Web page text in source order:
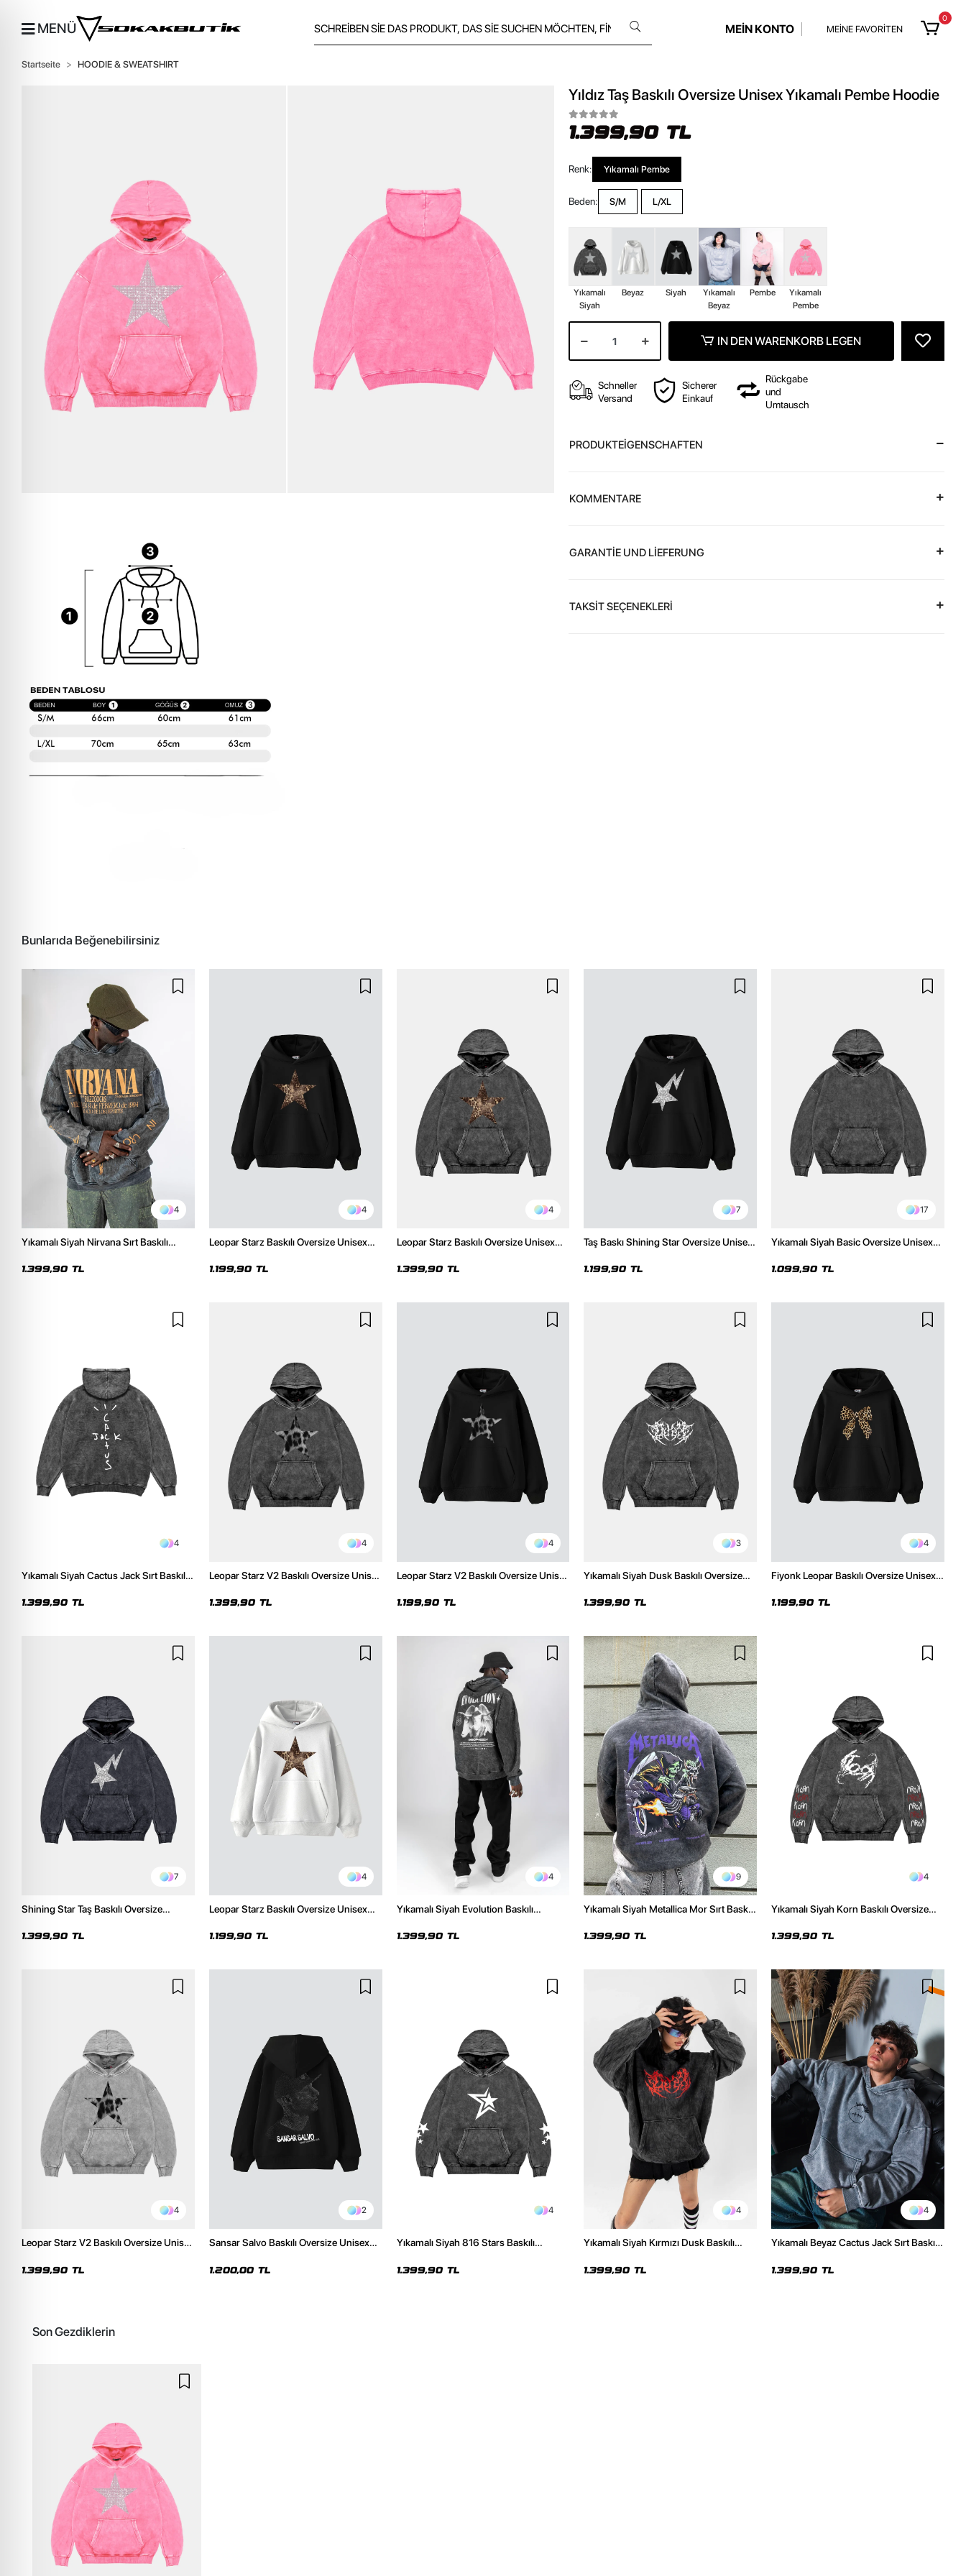
MENÜ MEİN KONTO MEİNE FAVORİTEN
0
Startseite HOODIE & SWEATSHIRT
Yıldız Taş Baskılı Oversize Unisex Yıkamalı Pembe Hoodie
1.399,90 TL
Renk: Yıkamalı Pembe
Beden: S/M L/XL
Yıkamalı
Siyah
Beyaz Siyah
Yıkamalı
Beyaz
Pembe
Yıkamalı
Pembe
IN DEN WARENKORB LEGEN
Schneller
Versand
Sicherer
Einkauf
Rückgabe
und
Umtausch
PRODUKTEİGENSCHAFTEN
KOMMENTARE
GARANTİE UND LİEFERUNG
TAKSİT SEÇENEKLERİ
Bunlarıda Beğenebilirsiniz
4
Yıkamalı Siyah Nirvana Sırt Baskılı
1.399,90 TL
4
Leopar Starz Baskılı Oversize Unisex
1.199,90 TL
4
Leopar Starz Baskılı Oversize Unisex
1.399,90 TL
7
Taş Baskı Shining Star Oversize Unisex
1.199,90 TL
17
Yıkamalı Siyah Basic Oversize Unisex
1.099,90 TL
4
Yıkamalı Siyah Cactus Jack Sırt Baskılı
1.399,90 TL
4
Leopar Starz V2 Baskılı Oversize Unisex
1.399,90 TL
4
Leopar Starz V2 Baskılı Oversize Unisex
1.199,90 TL
3
Yıkamalı Siyah Dusk Baskılı Oversize
1.399,90 TL
4
Fiyonk Leopar Baskılı Oversize Unisex
1.199,90 TL
7
Shining Star Taş Baskılı Oversize
1.399,90 TL
4
Leopar Starz Baskılı Oversize Unisex
1.199,90 TL
4
Yıkamalı Siyah Evolution Baskılı
1.399,90 TL
9
Yıkamalı Siyah Metallica Mor Sırt Baskılı
1.399,90 TL
4
Yıkamalı Siyah Korn Baskılı Oversize
1.399,90 TL
4
Leopar Starz V2 Baskılı Oversize Unisex
1.399,90 TL
2
Sansar Salvo Baskılı Oversize Unisex
1.200,00 TL
4
Yıkamalı Siyah 816 Stars Baskılı
1.399,90 TL
4
Yıkamalı Siyah Kırmızı Dusk Baskılı
1.399,90 TL
4
Yıkamalı Beyaz Cactus Jack Sırt Baskılı
1.399,90 TL
Son Gezdiklerin